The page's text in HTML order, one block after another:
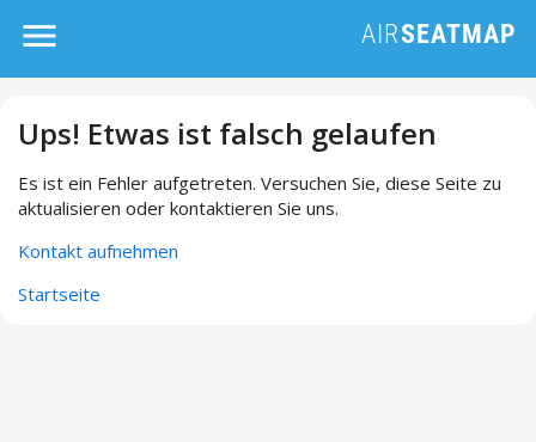
Ups! Etwas ist falsch gelaufen
Es ist ein Fehler aufgetreten. Versuchen Sie, diese Seite zu
aktualisieren oder kontaktieren Sie uns.
Kontakt aufnehmen
Startseite